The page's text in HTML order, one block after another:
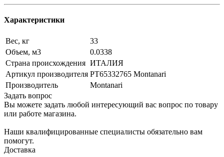
Характеристики
Вес, кг
33
Объем, м3
0.0338
Страна происхождения ИТАЛИЯ
Артикул производителя PT65332765 Montanari
Производитель
Montanari
Задать вопрос
Вы можете задать любой интересующий вас вопрос по товару
или работе магазина.
Наши квалифицированные специалисты обязательно вам
помогут.
Доставка